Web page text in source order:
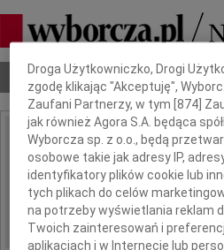
Nekrologi Odeszli Poradnik
IMIĘ I NAZWISKO:
REGION: Radom
DATA EMISJI: 17.01.2015
Dbamy o Twoją prywatność
Droga Użytkowniczko, Drogi
zgodę klikając "Akceptuję",
Zaufani Partnerzy, w tym [874]
jak również Agora S.A. będąca
Wyborcza sp. z o.o., będą
osobowe takie jak adresy IP,
identyfikatory plików cookie lub
tych plikach do celów
na potrzeby wyświetlania reklam
Twoich zainteresowań i
aplikacjach i w Internecie lub